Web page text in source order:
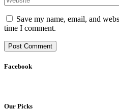
Save my name, email, and
time I comment.
Facebook
Our Picks